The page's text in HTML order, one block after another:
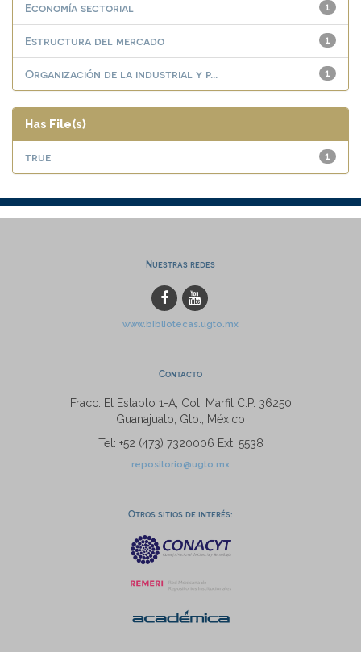
1
Economía sectorial
1
Estructura del mercado
1
Organización de la industrial y p...
Has File(s)
1
true
Nuestras redes
www.bibliotecas.ugto.mx
Contacto
Fracc. El Establo 1-A, Col. Marfil C.P. 36250
Guanajuato, Gto., México
Tel: +52 (473) 7320006 Ext. 5538
repositorio@ugto.mx
Otros sitios de interés: